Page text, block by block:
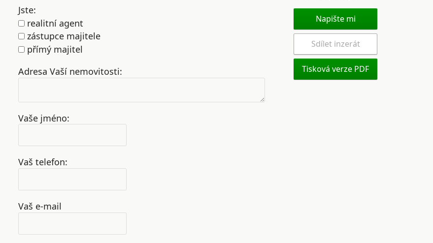
Jste:
realitní agent
zástupce majitele
přímý majitel
Adresa Vaší nemovitosti:
Vaše jméno:
Vaš telefon:
Vaš e-mail
Napište mi
Sdílet inzerát
Tisková verze PDF